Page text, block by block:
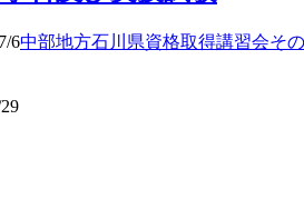
6中部地方石川県資格取得講習会そ